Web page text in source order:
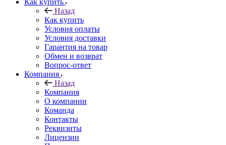
Как купить
Назад
Как купить
Условия оплаты
Условия доставки
Гарантия на товар
Обмен и возврат
Вопрос-ответ
Компания
Назад
Компания
О компании
Команда
Контакты
Реквизиты
Лицензии